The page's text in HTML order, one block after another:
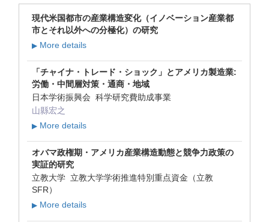
現代米国都市の産業構造変化（イノベーション産業都
市とそれ以外への分極化）の研究
▶ More details
「チャイナ・トレード・ショック」とアメリカ製造業:
労働・中間層対策・通商・地域
日本学術振興会 科学研究費助成事業
山縣宏之
▶ More details
オバマ政権期・アメリカ産業構造動態と競争力政策の
実証的研究
立教大学 立教大学学術推進特別重点資金（立教
SFR）
▶ More details